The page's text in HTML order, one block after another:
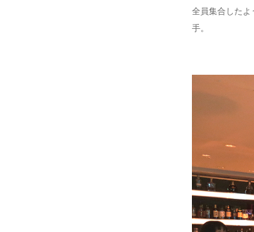
全員集合したよ
手。